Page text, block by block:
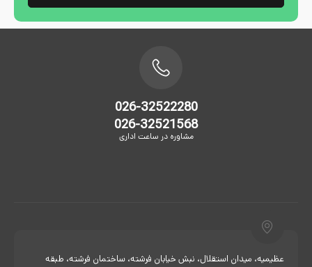
026-32522280
026-32521568
مشاوره در ساعت اداری
عظیمیه، میدان استقلال، نبش خیابان فرشته، ساختمان فرشته، طبقه